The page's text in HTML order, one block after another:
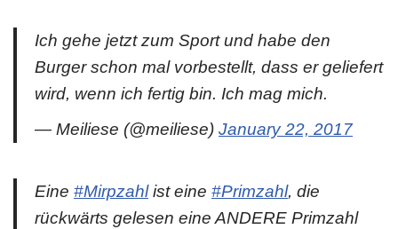
Ich gehe jetzt zum Sport und habe den
Burger schon mal vorbestellt, dass er geliefert
wird, wenn ich fertig bin. Ich mag mich.
— Meiliese (@meiliese) January 22, 2017
Eine #Mirpzahlist eine #Primzahl, die
rückwärts gelesen eine ANDERE Primzahl